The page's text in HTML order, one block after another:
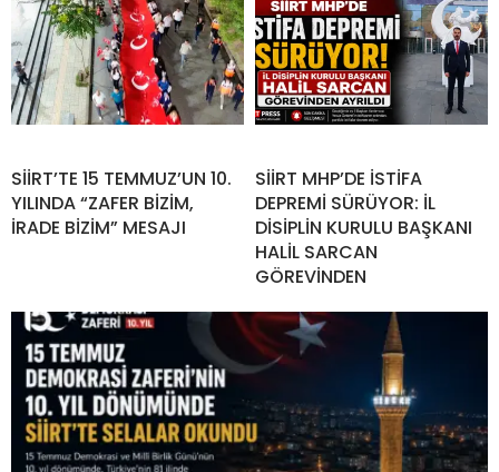
SİİRT’TE 15 TEMMUZ’UN 10.
YILINDA “ZAFER BİZİM,
İRADE BİZİM” MESAJI
SİİRT MHP’DE İSTİFA
DEPREMİ SÜRÜYOR: İL
DİSİPLİN KURULU BAŞKANI
HALİL SARCAN
GÖREVİNDEN